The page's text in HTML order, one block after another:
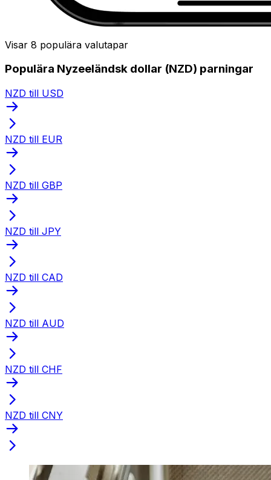
Visar 8 populära valutapar
Populära Nyzeeländsk dollar (NZD) parningar
NZD till USD
NZD till EUR
NZD till GBP
NZD till JPY
NZD till CAD
NZD till AUD
NZD till CHF
NZD till CNY